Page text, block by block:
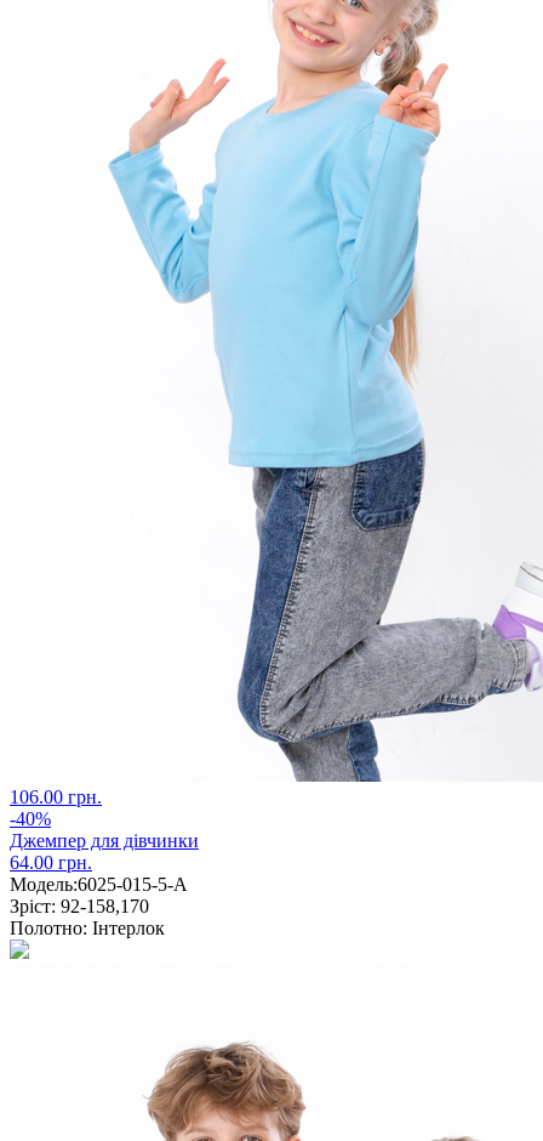
106.00 грн.
-40%
Джемпер для дівчинки
64.00 грн.
Модель:6025-015-5-А
Зріст: 92-158,170
Полотно: Інтерлок